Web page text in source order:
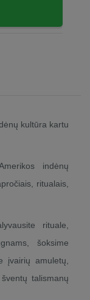
kultūra kartu
indėnų
ritualais,
rituale,
šoksime
įvairių amuletų,
talismanų